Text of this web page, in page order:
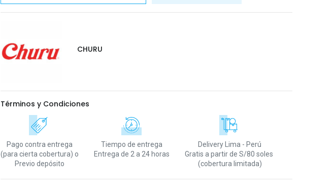
CHURU
Términos y Condiciones
Pago contra entrega
(para cierta cobertura) o
Previo depósito
Tiempo de entrega
Entrega de 2 a 24 horas
Delivery Lima - Perú
Gratis a partir de S/80 soles
(cobertura limitada)